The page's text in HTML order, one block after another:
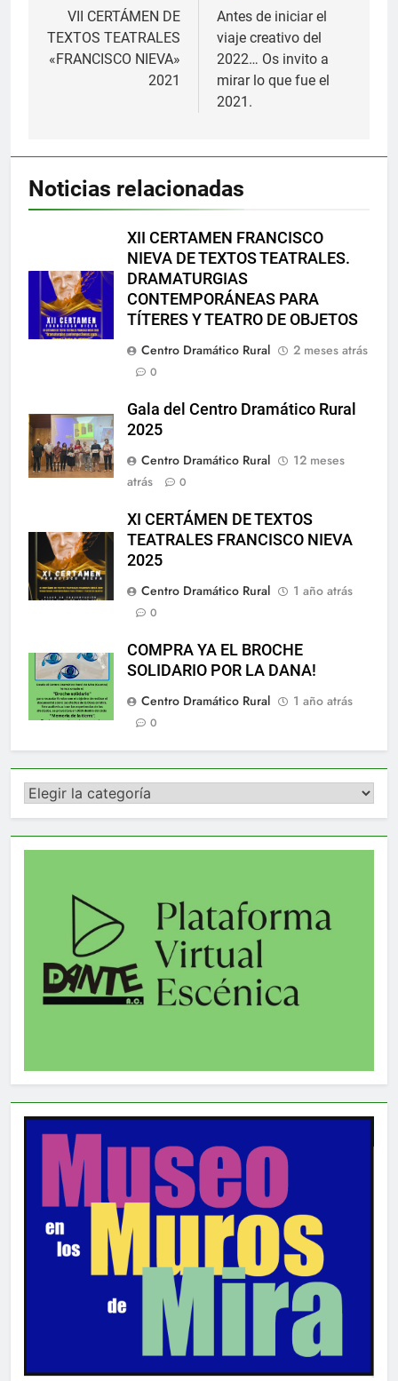
de
entradas
VII CERTÁMEN DE
TEXTOS TEATRALES
«FRANCISCO NIEVA»
2021
Antes de iniciar el
viaje creativo del
2022… Os invito a
mirar lo que fue el
2021.
Noticias relacionadas
XII CERTAMEN FRANCISCO
NIEVA DE TEXTOS TEATRALES.
DRAMATURGIAS
CONTEMPORÁNEAS PARA
TÍTERES Y TEATRO DE OBJETOS
Centro Dramático Rural
2 meses atrás
0
Gala del Centro Dramático Rural
2025
Centro Dramático Rural
12 meses
atrás
0
XI CERTÁMEN DE TEXTOS
TEATRALES FRANCISCO NIEVA
2025
Centro Dramático Rural
1 año atrás
0
COMPRA YA EL BROCHE
SOLIDARIO POR LA DANA!
Centro Dramático Rural
1 año atrás
0
Categorías